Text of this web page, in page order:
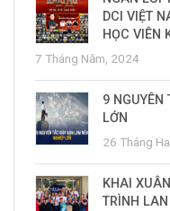
DCI VIỆT
HỌC VIÊN
7 Tháng Năm, 2024
9
LỚN
26 Tháng
KHAI
TRÌNH